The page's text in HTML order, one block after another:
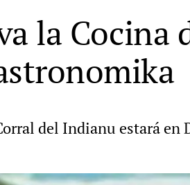
la Cocina
del Indianu estará en